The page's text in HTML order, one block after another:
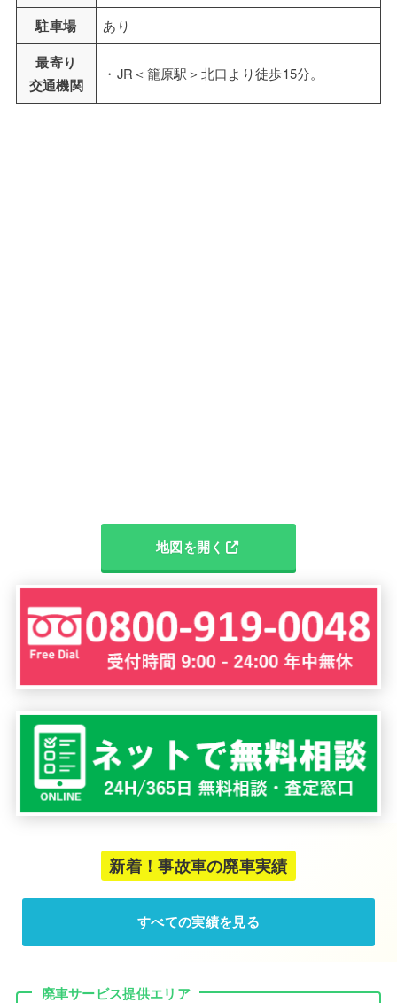
駐車場 あり
最寄り
交通機関
・JR＜籠原駅＞北口より徒歩15分。
地図を開く
新着！事故車の廃車実績
すべての実績を見る
廃車サービス提供エリア